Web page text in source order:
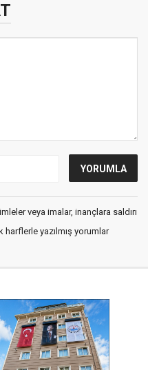
veya imalar, inançlara saldırı
harflerle yazılmış yorumlar